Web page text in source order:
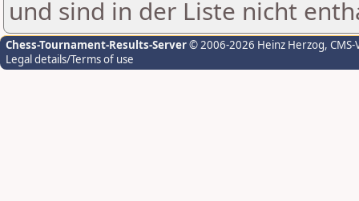
und sind in der Liste nicht
Chess-Tournament-Results-Server© 2006-2026 Heinz Herzog,
Legal details/Terms of use